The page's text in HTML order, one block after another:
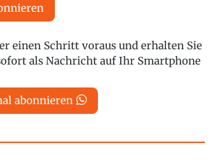
einen Schritt voraus und erhalten Sie
als Nachricht auf Ihr Smartphone
abonnieren